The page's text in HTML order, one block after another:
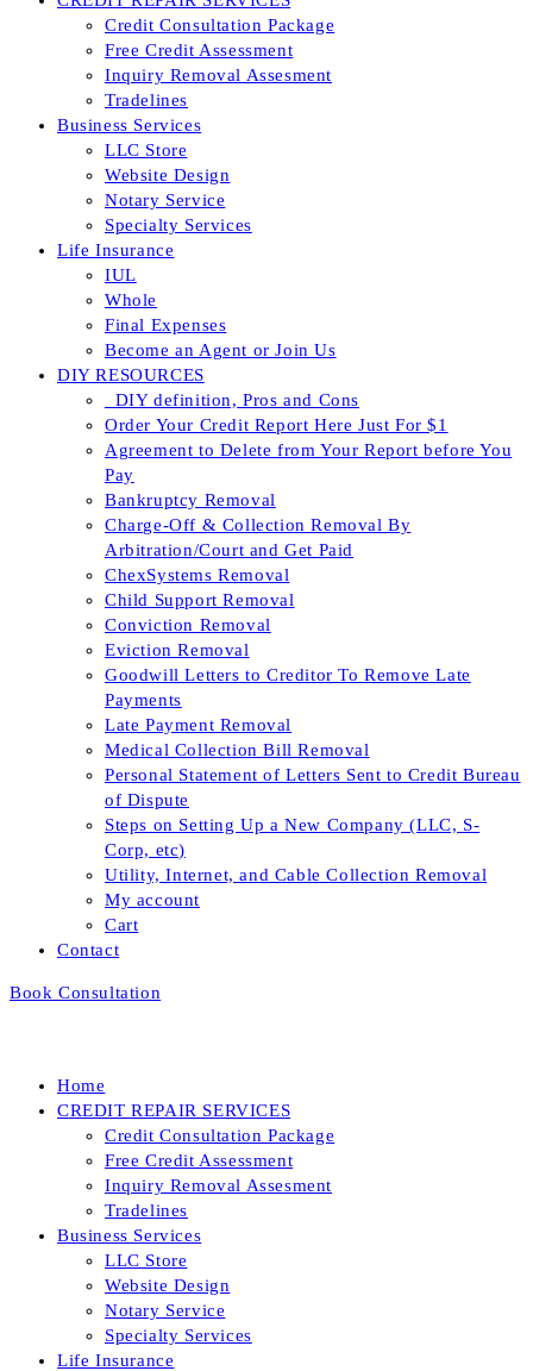
Credit Consultation Package
Free Credit Assessment
Inquiry Removal Assesment
Tradelines
Business Services
LLC Store
Website Design
Notary Service
Specialty Services
Life Insurance
IUL
Whole
Final Expenses
Become an Agent or Join Us
DIY RESOURCES
_DIY definition, Pros and Cons
Order Your Credit Report Here Just For $1
Agreement to Delete from Your Report before You
Pay
Bankruptcy Removal
Charge-Off & Collection Removal By
Arbitration/Court and Get Paid
ChexSystems Removal
Child Support Removal
Conviction Removal
Eviction Removal
Goodwill Letters to Creditor To Remove Late
Payments
Late Payment Removal
Medical Collection Bill Removal
Personal Statement of Letters Sent to Credit Bureau
of Dispute
Steps on Setting Up a New Company (LLC, S-
Corp, etc)
Utility, Internet, and Cable Collection Removal
My account
Cart
Contact
Book Consultation
Home
CREDIT REPAIR SERVICES
Credit Consultation Package
Free Credit Assessment
Inquiry Removal Assesment
Tradelines
Business Services
LLC Store
Website Design
Notary Service
Specialty Services
Life Insurance